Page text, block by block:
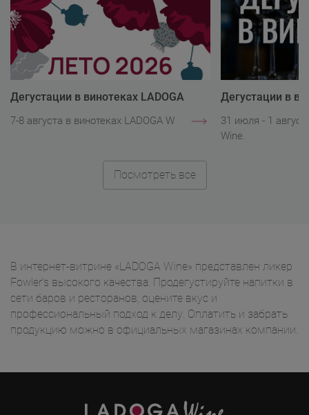
Дегустации в винотеках LADOGA
7-8 августа в винотеках LADOGA Wine.
Дегустации в
31 июля - 1
Wine.
Посмотреть все
В интернет-витрине «LADOGA Wine» представлен ликер
Fowler’s высокого качества. Продегустируйте напитки в
сети баров и ресторанов, оцените вкус и
профессиональный подход к делу. Оплатить и забрать
продукцию можно в официальных магазинах компании.